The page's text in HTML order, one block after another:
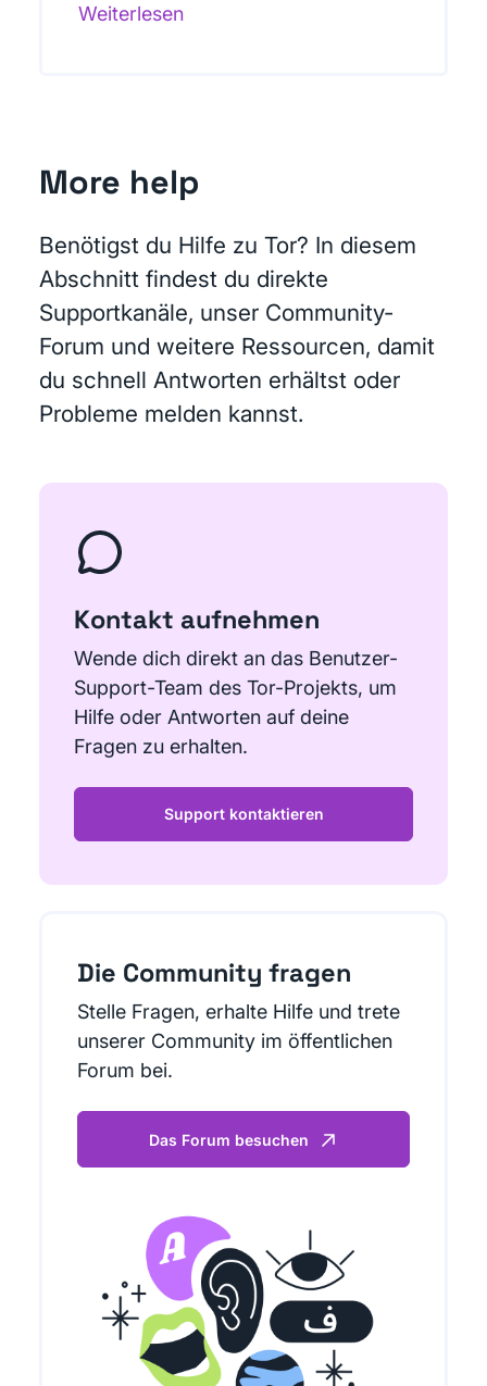
Weiterlesen
More help
Benötigst du Hilfe zu Tor? In diesem
Abschnitt findest du direkte
Supportkanäle, unser Community-
Forum und weitere Ressourcen, damit
du schnell Antworten erhältst oder
Probleme melden kannst.
Kontakt aufnehmen
Wende dich direkt an das Benutzer-
Support-Team des Tor-Projekts, um
Hilfe oder Antworten auf deine
Fragen zu erhalten.
Support kontaktieren
Die Community fragen
Stelle Fragen, erhalte Hilfe und trete
unserer Community im öffentlichen
Forum bei.
Das Forum besuchen